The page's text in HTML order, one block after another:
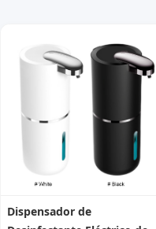
filtro de purificación,
filtración de agua,
wholesale filtro de
Filtro de purificación para
sabor, y brinda seguridad;
económico a largo plazo
Dispensador de